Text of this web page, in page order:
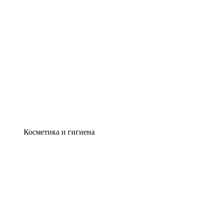
Косметика и гигиена